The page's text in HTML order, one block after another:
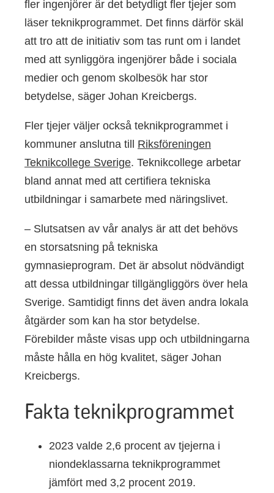
fler ingenjörer är det betydligt fler tjejer som
läser teknikprogrammet. Det finns därför skäl
att tro att de initiativ som tas runt om i landet
med att synliggöra ingenjörer både i sociala
medier och genom skolbesök har stor
betydelse, säger Johan Kreicbergs.
Fler tjejer väljer också teknikprogrammet i
kommuner anslutna till Riksföreningen
Teknikcollege Sverige. Teknikcollege arbetar
bland annat med att certifiera tekniska
utbildningar i samarbete med näringslivet.
– Slutsatsen av vår analys är att det behövs
en storsatsning på tekniska
gymnasieprogram. Det är absolut nödvändigt
att dessa utbildningar tillgängliggörs över hela
Sverige. Samtidigt finns det även andra lokala
åtgärder som kan ha stor betydelse.
Förebilder måste visas upp och utbildningarna
måste hålla en hög kvalitet, säger Johan
Kreicbergs.
Fakta teknikprogrammet
2023 valde 2,6 procent av tjejerna i
niondeklassarna teknikprogrammet
jämfört med 3,2 procent 2019.